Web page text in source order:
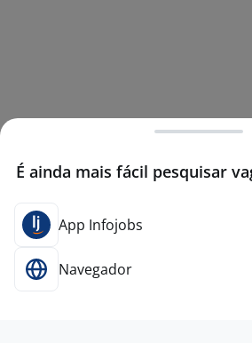
É ainda mais fácil pesquisar
App Infojobs
Navegador